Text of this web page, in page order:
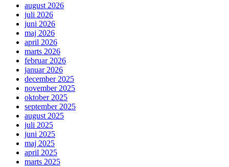
august 2026
juli 2026
juni 2026
maj 2026
april 2026
marts 2026
februar 2026
januar 2026
december 2025
november 2025
oktober 2025
september 2025
august 2025
juli 2025
juni 2025
maj 2025
april 2025
marts 2025